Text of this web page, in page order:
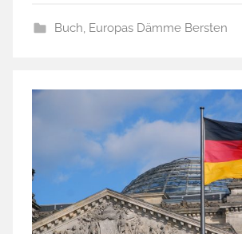
Buch Europas Dämme Bersten